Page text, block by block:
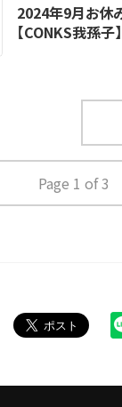
2024年9月お休
【CONKS我孫子】
Page 1 of 3